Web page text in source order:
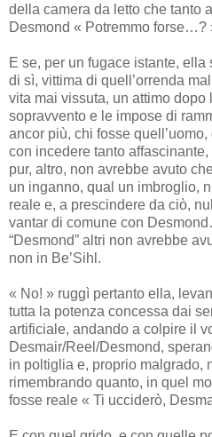
della camera da letto che tanto
Desmond « Potremmo forse…?
E se, per un fugace istante,
di sì, vittima di quell’orrenda
vita mai vissuta, un attimo dopo
sopravvento e le impose di
ancor più, chi fosse
con incedere tanto
pur, altro, non avrebbe avuto
un inganno, qual un imbroglio,
reale e, a prescindere da ciò,
vantar di comune con
“Desmond” altri non avrebbe
non in Be’Sihl.
« No! » ruggì pertanto ella,
tutta la potenza concessa dai
artificiale, andando a colpire il
Desmair/Reel/Desmond,
in poltiglia e, proprio malgrado,
rimembrando quanto, in quel
fosse reale « Ti ucciderò,